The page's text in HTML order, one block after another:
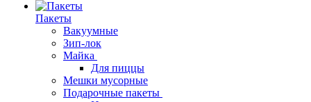
Пакеты
Вакуумные
Зип-лок
Майка
Для пиццы
Мешки мусорные
Подарочные пакеты